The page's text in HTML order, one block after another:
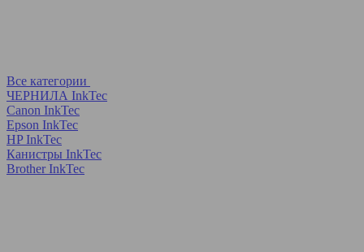
Все категории
ЧЕРНИЛА InkTec
Canon InkTec
Epson InkTec
HP InkTec
Канистры InkTec
Brother InkTec